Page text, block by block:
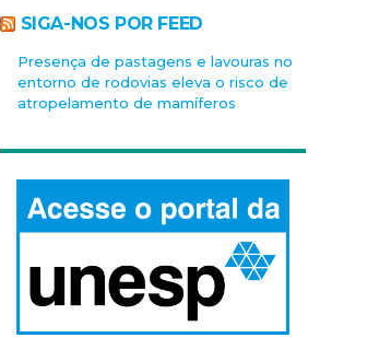
SIGA-NOS POR FEED
Presença de pastagens e lavouras no
entorno de rodovias eleva o risco de
atropelamento de mamíferos